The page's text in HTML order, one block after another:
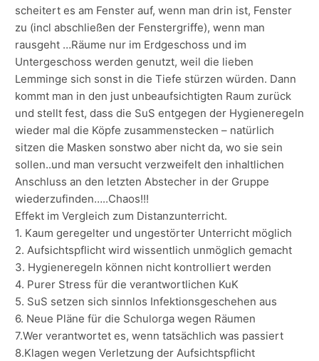
scheitert es am Fenster auf, wenn man drin ist, Fenster
zu (incl abschließen der Fenstergriffe), wenn man
rausgeht …Räume nur im Erdgeschoss und im
Untergeschoss werden genutzt, weil die lieben
Lemminge sich sonst in die Tiefe stürzen würden. Dann
kommt man in den just unbeaufsichtigten Raum zurück
und stellt fest, dass die SuS entgegen der Hygieneregeln
wieder mal die Köpfe zusammenstecken – natürlich
sitzen die Masken sonstwo aber nicht da, wo sie sein
sollen..und man versucht verzweifelt den inhaltlichen
Anschluss an den letzten Abstecher in der Gruppe
wiederzufinden…..Chaos!!!
Effekt im Vergleich zum Distanzunterricht.
1. Kaum geregelter und ungestörter Unterricht möglich
2. Aufsichtspflicht wird wissentlich unmöglich gemacht
3. Hygieneregeln können nicht kontrolliert werden
4. Purer Stress für die verantwortlichen KuK
5. SuS setzen sich sinnlos Infektionsgeschehen aus
6. Neue Pläne für die Schulorga wegen Räumen
7.Wer verantwortet es, wenn tatsächlich was passiert
8.Klagen wegen Verletzung der Aufsichtspflicht